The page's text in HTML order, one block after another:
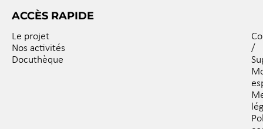
ACCÈS RAPIDE
Le projet
Nos activités
Docuthèque
/